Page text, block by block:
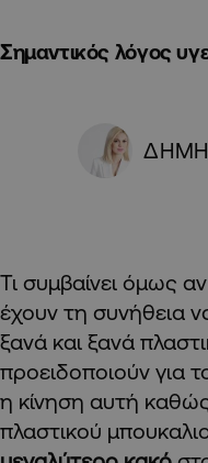
Σημαντικός λόγος
Τι συμβαίνει όμως
έχουν τη συνήθεια
ξανά και ξανά
προειδοποιούν για
η κίνηση αυτή
πλαστικού